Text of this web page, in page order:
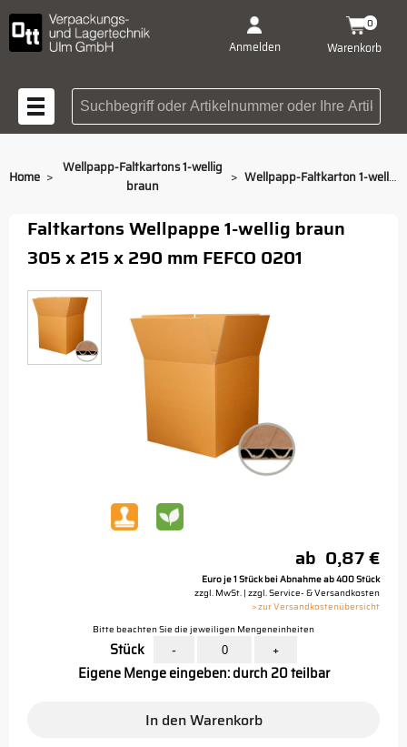
Anmelden Warenkorb
0
Suchbegriff oder
Home > Wellpapp-Faltkartons 1-wellig
braun
> Wellpapp-Faltkarton 1-wellig braun 305 x 215 x 290 mm 1.2 b
Faltkartons Wellpappe 1-wellig braun
305 x 215 x 290 mm FEFCO 0201
ab 0,87 €
Euro je 1 Stück bei Abnahme ab 400 Stück
zzgl. MwSt. | zzgl. Service- & Versandkosten
> zur Versandkostenübersicht
Bitte beachten Sie die jeweiligen Mengeneinheiten
Stück - +
Eigene Menge eingeben: durch 20 teilbar
In den Warenkorb